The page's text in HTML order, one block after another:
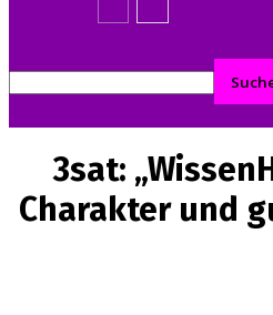
3sat:
Charakter und